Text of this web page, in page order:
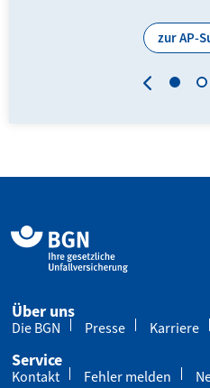
zur AP-
Über uns
Die BGN Presse Karriere
Service
Kontakt Fehler melden